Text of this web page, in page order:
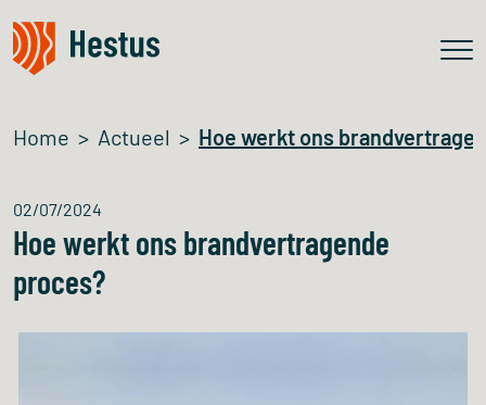
Home Actueel Hoe werkt ons
02/07/2024
Hoe werkt ons brandvertragende
proces?